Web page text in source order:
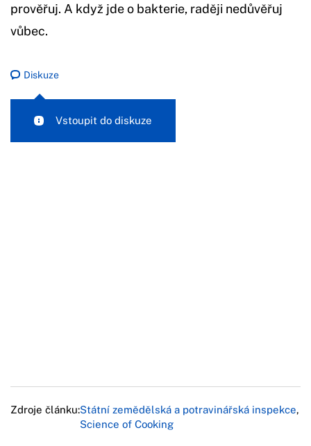
prověřuj. A když jde o bakterie, raději nedůvěřuj
vůbec.
Diskuze
Vstoupit do diskuze
Zdroje článku:Státní zemědělská a potravinářská inspekce,
Science of Cooking